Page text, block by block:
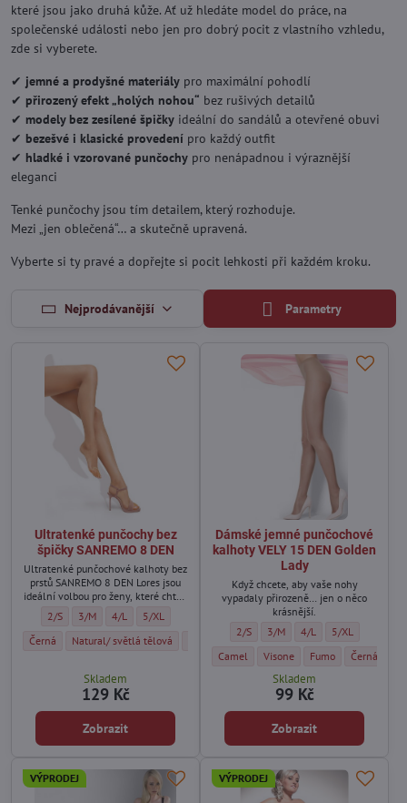
které jsou jako druhá kůže. Ať už hledáte model do práce, na
společenské události nebo jen pro dobrý pocit z vlastního vzhledu,
zde si vyberete.
✔ jemné a prodyšné materiály pro maximální pohodlí
✔ přirozený efekt „holých nohou“ bez rušivých detailů
✔ modely bez zesílené špičky ideální do sandálů a otevřené obuvi
✔ bezešvé i klasické provedení pro každý outfit
✔ hladké i vzorované punčochy pro nenápadnou i výraznější
eleganci
Tenké punčochy jsou tím detailem, který rozhoduje.
Mezi „jen oblečená“… a skutečně upravená.
Vyberte si ty pravé a dopřejte si pocit lehkosti při každém kroku.
Nejprodávanější Parametry
Ultratenké punčochy bez
špičky SANREMO 8 DEN
Ultratenké punčochové kalhoty bez
prstů SANREMO 8 DEN Lores jsou
ideální volbou pro ženy, které chtějí
otevřené obuvi.
Ultratenké punčochy bez špičky SANREMO 8 DEN - Velikost:
2/S Ultratenké punčochy bez špičky SANREMO 8 DEN - Velikost:
3/M Ultratenké punčochy bez špičky SANREMO 8 DEN - Velikost:
4/L Ultratenké punčochy bez špičky SANREMO 8 DEN -
5/XL
Ultratenké punčochy bez špičky SANREMO 8 DEN - Barva:
Černá Ultratenké punčochy bez špičky SANREMO 8 DEN - Barva:
Natural/ světlá tělová Ultratenké punčochy bez špičky SANREMO 8
Skladem
129 Kč
Zobrazit
Dámské jemné punčochové
kalhoty VELY 15 DEN Golden
Lady
Když chcete, aby vaše nohy
vypadaly přirozeně… jen o něco
krásnější.
Dámské jemné punčochové kalhoty
2/S Dámské jemné punčochové
3/M Dámské jemné
4/L Dámské jemné
5/XL
Dámské jemné punčochové kalhoty
Camel Dámské jemné punčochové
Visone Dámské jemné
Fumo Dámské
Černá
Skladem
99 Kč
Zobrazit
VÝPRODEJ VÝPRODEJ